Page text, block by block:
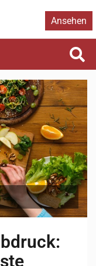
Ansehen